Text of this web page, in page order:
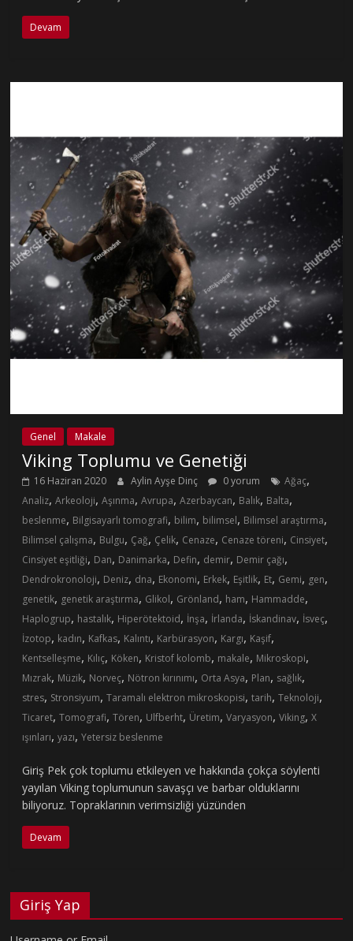
Devam
Genel Makale
Viking Toplumu ve Genetiği
16 Haziran 2020 Aylin Ayşe Dinç 0 yorum Ağaç,
Analiz,Arkeoloji,Aşınma,Avrupa,Azerbaycan, Balık, Balta,
beslenme, Bilgisayarlı tomografi, bilim, bilimsel, Bilimsel araştırma,
Bilimsel çalışma, Bulgu, Çağ, Çelik, Cenaze, Cenaze töreni, Cinsiyet,
Cinsiyet eşitliği, Dan, Danimarka, Defin, demir, Demir çağı,
Dendrokronoloji, Deniz, dna, Ekonomi, Erkek, Eşitlik, Et, Gemi, gen,
genetik, genetik araştırma, Glikol, Grönland, ham, Hammadde,
Haplogrup, hastalık, Hiperötektoid, İnşa, İrlanda, İskandinav, İsveç,
İzotop, kadın, Kafkas, Kalıntı, Karbürasyon, Kargı, Kaşif,
Kentselleşme, Kılıç, Köken, Kristof kolomb, makale, Mikroskopi,
Mızrak, Müzik, Norveç, Nötron kırınımı, Orta Asya, Plan, sağlık,
stres, Stronsiyum,Taramalı elektron mikroskopisi,tarih,Teknoloji,
Ticaret,Tomografi,Tören, Ulfberht, Üretim,Varyasyon,Viking,X
ışınları,yazı,Yetersiz beslenme
Giriş Pek çok toplumu etkileyen ve hakkında çokça söylenti
yayılan Viking toplumunun savaşçı ve barbar olduklarını
biliyoruz. Topraklarının verimsizliği yüzünden
Devam
Giriş Yap